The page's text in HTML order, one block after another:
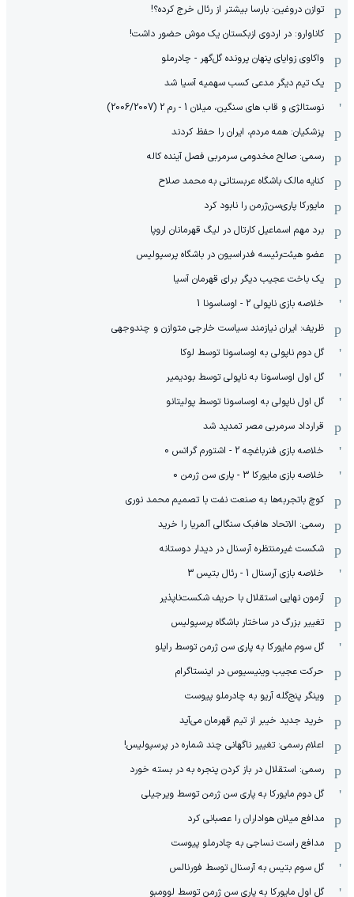
توازن دروغین: بارسا بیشتر از رئال خرج کرده؟!
کاناوارو: در اردوی ازبکستان یک موش حضور داشت!
واکاوی زوایای پنهان پرونده گل‌گهر - چادرملو
یک تیم دیگر مدعی کسب سهمیه آسیا شد
نوستالژی و قاب های سنگین، میلان 1 - رم 2 (2006/2007)
پزشکیان: همه مردم، ایران را حفظ کردند
رسمی: صالح مخدومی سرمربی فصل آینده کاله
کنایه مالک باشگاه عربستانی به محمد صلاح
مایورکا پاری‌سن‌ژرمن را نابود کرد
برد مهم اسماعیل کارتال در لیگ قهرمانان اروپا
عضو هیئت‌رئیسه فدراسیون در باشگاه پرسپولیس
یک باخت عجیب دیگر برای قهرمان آسیا
خلاصه بازی ناپولی 2 - اوساسونا 1
ظریف: ایران نیازمند سیاست خارجی متوازن و چندوجهی
گل دوم ناپولی به اوساسونا توسط لوکا
گل اول اوساسونا به ناپولی توسط بودیمیر
گل اول ناپولی به اوساسونا توسط پولیتانو
قرارداد سرمربی مصر تمدید شد
خلاصه بازی فنرباغچه 2 - اشتورم گراتس 0
خلاصه بازی مایورکا 3 - پاری سن ژرمن 0
کوچ باتجربه‌ها به صنعت نفت با تصمیم محمد نوری
رسمی: الاتحاد هافبک سنگالی آلمریا را خرید
شکست غیرمنتظره آرسنال در دیدار دوستانه
خلاصه بازی آرسنال 1 - رئال بتیس 3
آزمون نهایی استقلال با حریف شکست‌ناپذیر
تغییر بزرگ در ساختار باشگاه پرسپولیس
گل سوم مایورکا به پاری سن ژرمن توسط رایلو
حرکت عجیب وینیسیوس در اینستاگرام
وینگر پنج‌گله آریو به چادرملو پیوست
خرید جدید خیبر از تیم قهرمان می‌آید
اعلام رسمی: تغییر ناگهانی چند شماره در پرسپولیس!
رسمی: استقلال در باز کردن پنجره به در بسته خورد
گل دوم مایورکا به پاری سن ژرمن توسط ویرجیلی
مدافع میلان هواداران را عصبانی کرد
مدافع راست نساجی به چادرملو پیوست
گل سوم بتیس به آرسنال توسط فورنالس
گل اول مایورکا به پاری سن ژرمن توسط لوومبو